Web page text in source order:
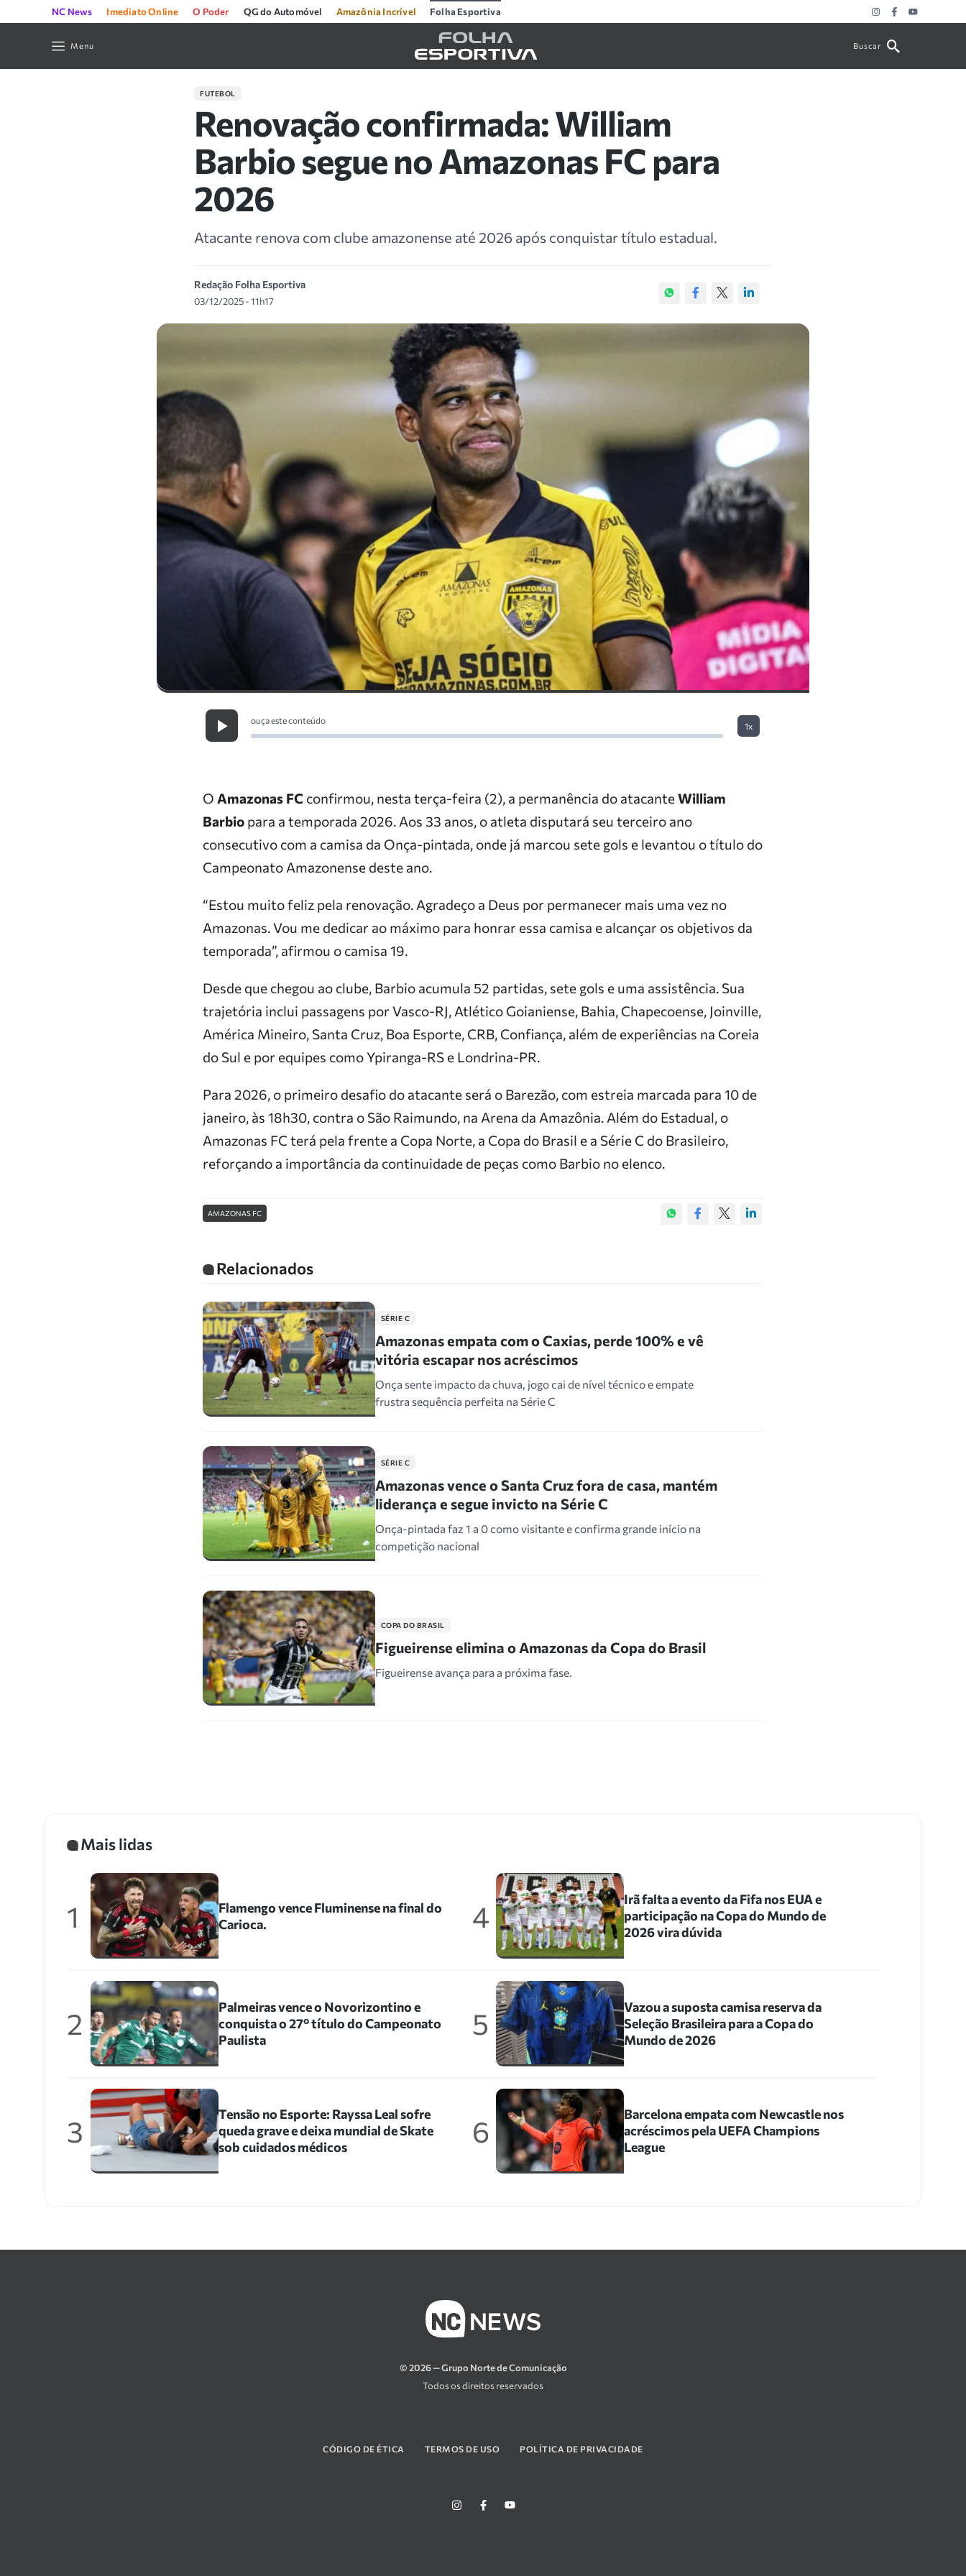
NC News Imediato Online O Poder QG do Automóvel Amazônia Incrível Folha Esportiva
Menu Buscar
FUTEBOL
Renovação confirmada: William
Barbio segue no Amazonas FC para
2026
Atacante renova com clube amazonense até 2026 após conquistar título estadual.
Redação Folha Esportiva
03/12/2025 - 11h17
ouça este conteúdo
1x
O Amazonas FC confirmou, nesta terça-feira (2), a permanência do atacanteWilliam
Barbio para a temporada 2026. Aos 33 anos, o atleta disputará seu terceiro ano
consecutivo com a camisa da Onça-pintada, onde já marcou sete gols e levantou o título do
Campeonato Amazonense deste ano.
“Estou muito feliz pela renovação. Agradeço a Deus por permanecer mais uma vez no
Amazonas. Vou me dedicar ao máximo para honrar essa camisa e alcançar os objetivos da
temporada”, afirmou o camisa 19.
Desde que chegou ao clube, Barbio acumula 52 partidas, sete gols e uma assistência. Sua
trajetória inclui passagens por Vasco-RJ, Atlético Goianiense, Bahia, Chapecoense, Joinville,
América Mineiro, Santa Cruz, Boa Esporte, CRB, Confiança, além de experiências na Coreia
do Sul e por equipes como Ypiranga-RS e Londrina-PR.
Para 2026, o primeiro desafio do atacante será o Barezão, com estreia marcada para 10 de
janeiro, às 18h30, contra o São Raimundo, na Arena da Amazônia. Além do Estadual, o
Amazonas FC terá pela frente a Copa Norte, a Copa do Brasil e a Série C do Brasileiro,
reforçando a importância da continuidade de peças como Barbio no elenco.
AMAZONAS FC
Relacionados
SÉRIE C
Amazonas empata com o Caxias, perde 100% e vê
vitória escapar nos acréscimos
Onça sente impacto da chuva, jogo cai de nível técnico e empate
frustra sequência perfeita na Série C
SÉRIE C
Amazonas vence o Santa Cruz fora de casa, mantém
liderança e segue invicto na Série C
Onça-pintada faz 1 a 0 como visitante e confirma grande início na
competição nacional
COPA DO BRASIL
Figueirense elimina o Amazonas da Copa do Brasil
Figueirense avança para a próxima fase.
Mais lidas
1
Flamengo vence Fluminense na final do
Carioca.
2
Palmeiras vence o Novorizontino e
conquista o 27º título do Campeonato
Paulista
3
Tensão no Esporte: Rayssa Leal sofre
queda grave e deixa mundial de Skate
sob cuidados médicos
4
Irã falta a evento da Fifa nos EUA e
participação na Copa do Mundo de
2026 vira dúvida
5
Vazou a suposta camisa reserva da
Seleção Brasileira para a Copa do
Mundo de 2026
6
Barcelona empata com Newcastle nos
acréscimos pela UEFA Champions
League
© 2026 — Grupo Norte de Comunicação
Todos os direitos reservados
CÓDIGO DE ÉTICA TERMOS DE USO POLÍTICA DE PRIVACIDADE